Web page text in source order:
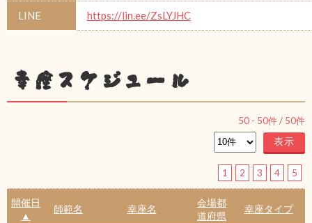
LINE https://lin.ee/ZsLYJHC
幸座スケジュール
50 - 50件 / 50件
1 2 3 4 5
開催日
▲
師範名 幸座名
会場都
道府県
幸座タイプ